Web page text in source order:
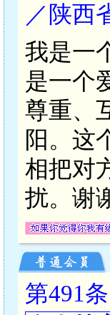
／陕西
我是一
是一个
尊重、
阳。这
相把对
扰。谢
第491条